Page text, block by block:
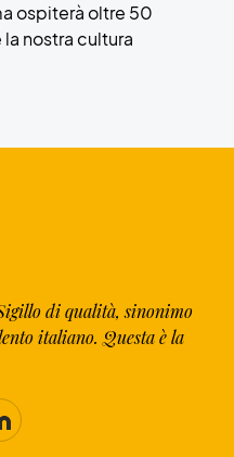
ospiterà oltre 50
nostra cultura
di qualità, sinonimo
italiano. Questa è la